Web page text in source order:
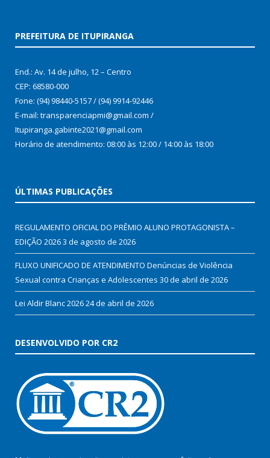
PREFEITURA DE ITUPIRANGA
End.: Av. 14 de julho, 12 – Centro
CEP: 68580-000
Fone: (94) 98440-5157 / (94) 9914-92446
E-mail: transparenciapmi@gmail.com /
Itupiranga.gabinte2021@gmail.com
Horário de atendimento: 08:00 às 12:00 / 14:00 às 18:00
ÚLTIMAS PUBLICAÇÕES
REGULAMENTO OFICIAL DO PRÊMIO ALUNO PROTAGONISTA –
EDIÇÃO 20263 de agosto de 2026
FLUXO UNIFICADO DE ATENDIMENTO Denúncias de Violência
Sexual contra Crianças e Adolescentes 30 de abril de 2026
Lei Aldir Blanc 202624 de abril de 2026
DESENVOLVIDO POR CR2